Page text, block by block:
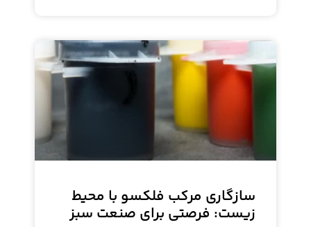
سازگاری مرکب فلکسو با محیط
زیست: فرصتی برای صنعت سبز